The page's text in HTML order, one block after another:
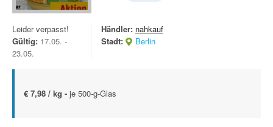
Leider verpasst!
Gültig: 17.05. -
23.05.
Händler: nahkauf
Stadt:
Berlin
€ 7,98 / kg - je 500-g-Glas